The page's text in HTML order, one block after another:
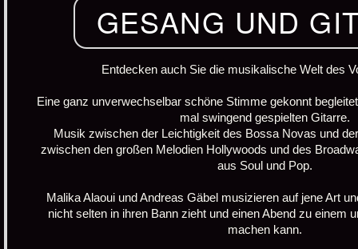
GESANG UND
Entdecken auch Sie die musikalische Welt des
Eine ganz unverwechselbar schöne Stimme gekonnt
mal swingend gespielten Gitarre.
Musik zwischen der Leichtigkeit des Bossa Novas und
zwischen den großen Melodien Hollywoods und des
aus Soul und Pop.
Malika Alaoui und Andreas Gäbel musizieren auf jene Art
nicht selten in ihren Bann zieht und einen Abend zu einem
machen kann.